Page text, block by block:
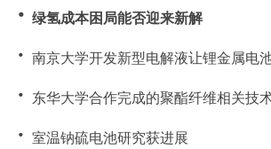
・ 绿氢成本困局能否迎来新解
・ 南京大学开发新型电解液让锂金属电
・ 东华大学合作完成的聚酯纤维相关技
・ 室温钠硫电池研究获进展